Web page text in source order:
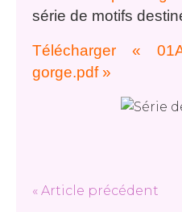
série de motifs
Télécharger «
gorge.pdf »
« Article précédent